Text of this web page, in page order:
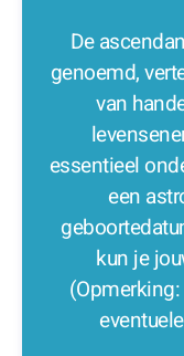
De
genoemd,
van
essentieel
een
kun je